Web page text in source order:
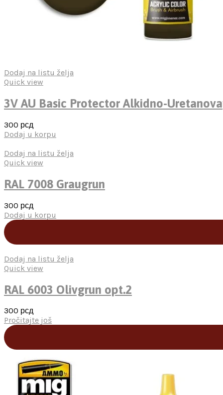
Dodaj na listu želja
Quick view
3V AU Basic Protector Alkidno-
300 рсд
Dodaj u korpu
Dodaj na listu želja
Quick view
RAL 7008 Graugrun
300 рсд
Dodaj u korpu
Dodaj na listu želja
Quick view
RAL 6003 Olivgrun opt.2
300 рсд
Pročitajte još